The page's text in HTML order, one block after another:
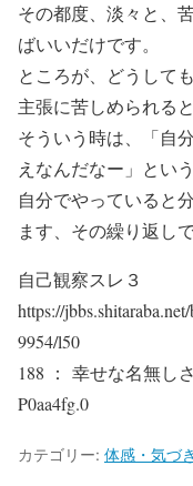
その都度、淡々と、
ばいいだけです。
ところが、どうして
主張に苦しめられる
そういう時は、「自
えなんだなー」とい
自分でやっていると
ます、その繰り返しで
自己観察スレ３
https://
9954/l50
188 ： 幸せな名無し
P0aa4fg.0
カテゴリー: 体感・気づ